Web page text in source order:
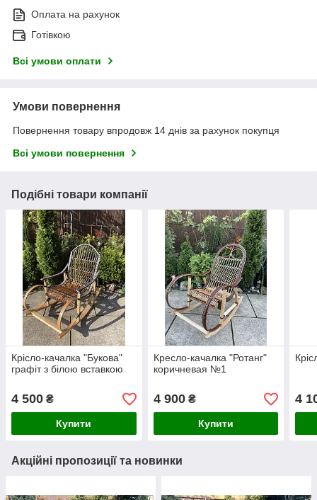
Оплата на рахунок
Готівкою
Всі умови оплати
Умови повернення
Повернення товару впродовж 14 днів за рахунок покупця
Всі умови повернення
Подібні товари компанії
Крісло-качалка "Букова"
графіт з білою вставкою
4 500 ₴
Купити
Кресло-качалка "Ротанг"
коричневая №1
4 900₴
Купити
4
Акційні пропозиції та новинки